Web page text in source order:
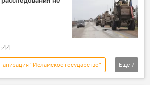
Небензя
"Исламское государство"
террорист
Еще 7